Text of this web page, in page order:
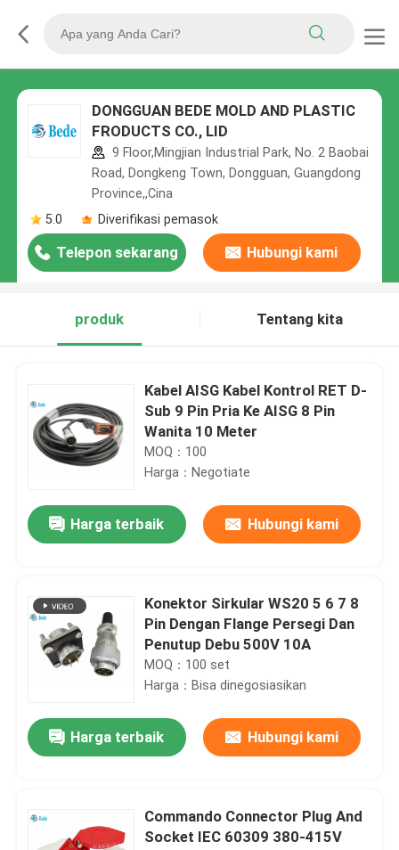
DONGGUAN BEDE MOLD AND PLASTIC
FRODUCTS CO., LID
9 Floor,Mingjian Industrial Park, No. 2 Baobai
Road, Dongkeng Town, Dongguan, Guangdong
Province,,Cina
5.0
Diverifikasi pemasok
Telepon sekarang Hubungi kami
produk Tentang kita
Kabel AISG Kabel Kontrol RET D-
Sub 9 Pin Pria Ke AISG 8 Pin
Wanita 10 Meter
MOQ：100
Harga：Negotiate
Harga terbaik Hubungi kami
Konektor Sirkular WS20 5 6 7 8
Pin Dengan Flange Persegi Dan
Penutup Debu 500V 10A
MOQ：100 set
Harga：Bisa dinegosiasikan
Harga terbaik Hubungi kami
Commando Connector Plug And
Socket IEC 60309 380-415V